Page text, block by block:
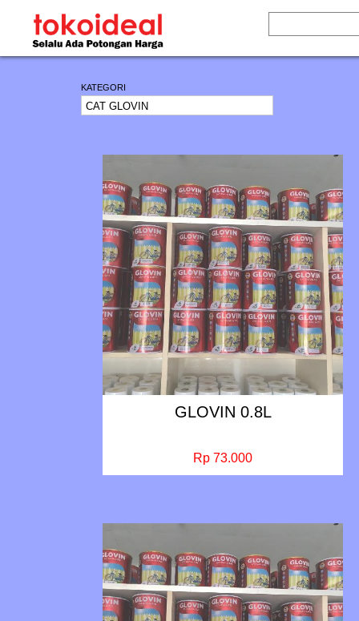
KATEGORI
GLOVIN 0.8L
Rp 73.000